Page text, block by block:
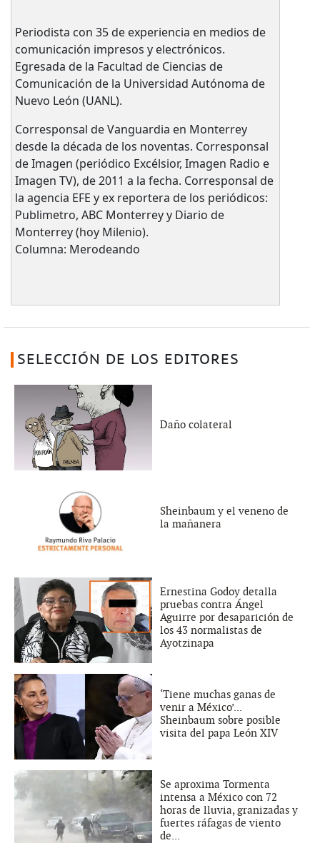
Periodista con 35 de experiencia en medios de
comunicación impresos y electrónicos.
Egresada de la Facultad de Ciencias de
Comunicación de la Universidad Autónoma de
Nuevo León (UANL).
Corresponsal de Vanguardia en Monterrey
desde la década de los noventas. Corresponsal
de Imagen (periódico Excélsior, Imagen Radio e
Imagen TV), de 2011 a la fecha. Corresponsal de
la agencia EFE y ex reportera de los periódicos:
Publimetro, ABC Monterrey y Diario de
Monterrey (hoy Milenio).
Columna: Merodeando
SELECCIÓN DE LOS EDITORES
Daño colateral
Sheinbaum y el veneno de
la mañanera
Ernestina Godoy detalla
pruebas contra Ángel
Aguirre por desaparición de
los 43 normalistas de
Ayotzinapa
‘Tiene muchas ganas de
venir a México’...
Sheinbaum sobre posible
visita del papa León XIV
Se aproxima Tormenta
intensa a México con 72
horas de lluvia, granizadas y
fuertes ráfagas de viento
de...